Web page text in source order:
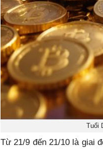
Tuổi
Từ 21/9 đến 21/10 là giai